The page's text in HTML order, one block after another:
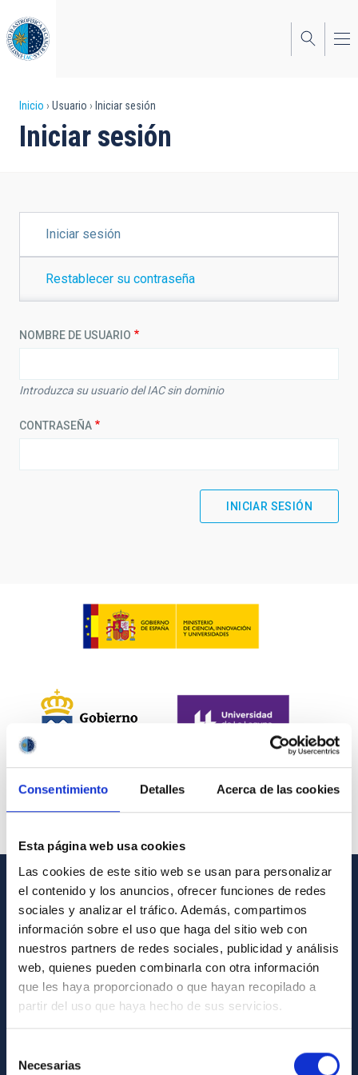
Consentimiento Detalles Acerca de las cookies
Esta página web usa cookies
Las cookies de este sitio web se usan para personalizar
el contenido y los anuncios, ofrecer funciones de redes
sociales y analizar el tráfico. Además, compartimos
información sobre el uso que haga del sitio web con
nuestros partners de redes sociales, publicidad y análisis
web, quienes pueden combinarla con otra información
que les haya proporcionado o que hayan recopilado a
partir del uso que haya hecho de sus servicios.
Necesarias
al
contenido
principal
Sobrescribir
enlaces
la
navegación
Inicio Usuario Iniciar sesión
Iniciar sesión
PRINCIPALES
Iniciar sesión
Restablecer su contraseña
NOMBRE DE USUARIO
Introduzca su usuario del IAC sin dominio
CONTRASEÑA
INFORMACIÓN GENERAL
Contacto
Cómo llegar al IAC
Directorio de personal
Biblioteca